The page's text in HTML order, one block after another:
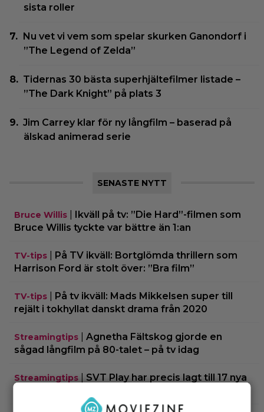
sista roller
Nu vet vi vem som spelar skurken Ganondorf i
”The Legend of Zelda”
Tidernas 30 bästa superhjältefilmer listade –
”The Dark Knight” på plats 3
Jim Carrey klar för ny långfilm – baserad på
älskad animerad serie
SENASTE NYTT
Bruce Willis
Ikväll på tv: ”Die Hard”-filmen som
Bruce Willis tyckte var bättre än 1:an
TV-tips
På TV ikväll: Bortglömda thrillern som
Harrison Ford är stolt över: ”Bra film”
TV-tips
På tv ikväll: Mads Mikkelsen super till
rejält i tokhyllat danskt drama från 2020
Streamingtips
Agnetha Fältskog gjorde en
sågad långfilm på 80-talet – på tv idag
Streamingtips
SVT Play har precis lagt till 17 nya